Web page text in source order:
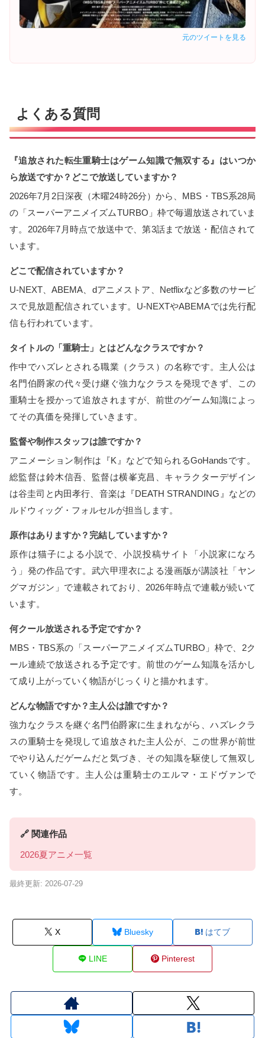
元のツイートを見る
よくある質問
『追放された転生重騎士はゲーム知識で無双する』はいつか
ら放送ですか？どこで放送していますか？
2026年7月2日深夜（木曜24時26分）から、MBS・TBS系28局
の「スーパーアニメイズムTURBO」枠で毎週放送されていま
す。2026年7月時点で放送中で、第3話まで放送・配信されて
います。
どこで配信されていますか？
U-NEXT、ABEMA、dアニメストア、Netflixなど多数のサービ
スで見放題配信されています。U-NEXTやABEMAでは先行配
信も行われています。
タイトルの「重騎士」とはどんなクラスですか？
作中でハズレとされる職業（クラス）の名称です。主人公は
名門伯爵家の代々受け継ぐ強力なクラスを発現できず、この
重騎士を授かって追放されますが、前世のゲーム知識によっ
てその真価を発揮していきます。
監督や制作スタッフは誰ですか？
アニメーション制作は『K』などで知られるGoHandsです。
総監督は鈴木信吾、監督は横峯克昌、キャラクターデザイン
は谷圭司と内田孝行、音楽は『DEATH STRANDING』などの
ルドウィッグ・フォルセルが担当します。
原作はありますか？完結していますか？
原作は猫子による小説で、小説投稿サイト「小説家になろ
う」発の作品です。武六甲理衣による漫画版が講談社「ヤン
グマガジン」で連載されており、2026年時点で連載が続いて
います。
何クール放送される予定ですか？
MBS・TBS系の「スーパーアニメイズムTURBO」枠で、2ク
ール連続で放送される予定です。前世のゲーム知識を活かし
て成り上がっていく物語がじっくりと描かれます。
どんな物語ですか？主人公は誰ですか？
強力なクラスを継ぐ名門伯爵家に生まれながら、ハズレクラ
スの重騎士を発現して追放された主人公が、この世界が前世
でやり込んだゲームだと気づき、その知識を駆使して無双し
ていく物語です。主人公は重騎士のエルマ・エドヴァンで
す。
🔗 関連作品
2026夏アニメ一覧
最終更新: 2026-07-29
X Bluesky はてブ
LINE Pinterest